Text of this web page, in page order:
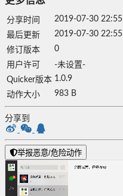
分享时间
2019-07-30 22:55
最后更新
2019-07-30 22:55
修订版本
0
用户许可
-未设置-
Quicker版本 1.0.9
动作大小
983 B
分享到
举报恶意/危险动作